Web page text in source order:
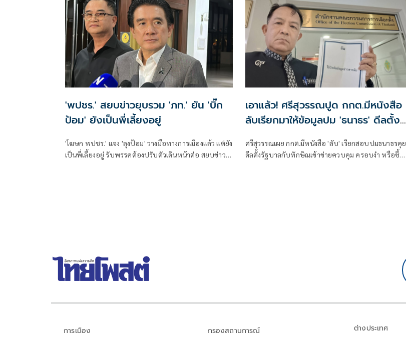
'พปชร.' สยบข่าวยุบรวม 'ภท.' ยัน 'บิ๊ก
ป้อม' ยังเป็นพี่เลี้ยงอยู่
'โฆษก พปชร.' แจง 'ลุงป้อม' วางมือทางการเมืองแล้ว แต่ยัง
เป็นพี่เลี้ยงอยู่ รับพรรคต้องปรับตัวเดินหน้าต่อ สยบข่าว
เอาแล้ว! ศรีสุวรรณปูด กกต.มีหนังสือ
ลับเรียกมาให้ข้อมูลปม 'ธนาธร' ดีลตั้ง
ศรีสุวรรณเผย กกต.มีหนังสือ 'ลับ' เรียกสอบปมธนาธรคุย
ดีลตั้งรัฐบาลกับทักษิณเข้าข่ายควบคุม ครอบงำ หรือชี้นำ
การเมือง กรองสถานการณ์
ต่างประเทศ